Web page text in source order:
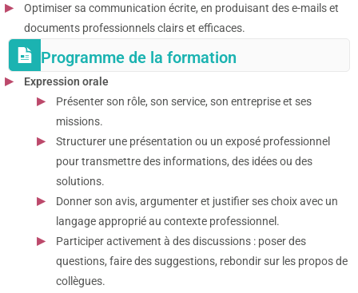
Optimiser sa communication écrite, en produisant des e-mails et
documents professionnels clairs et efficaces.
Programme de la formation
Expression orale
Présenter son rôle, son service, son entreprise et ses
missions.
Structurer une présentation ou un exposé professionnel
pour transmettre des informations, des idées ou des
solutions.
Donner son avis, argumenter et justifier ses choix avec un
langage approprié au contexte professionnel.
Participer activement à des discussions : poser des
questions, faire des suggestions, rebondir sur les propos de
collègues.